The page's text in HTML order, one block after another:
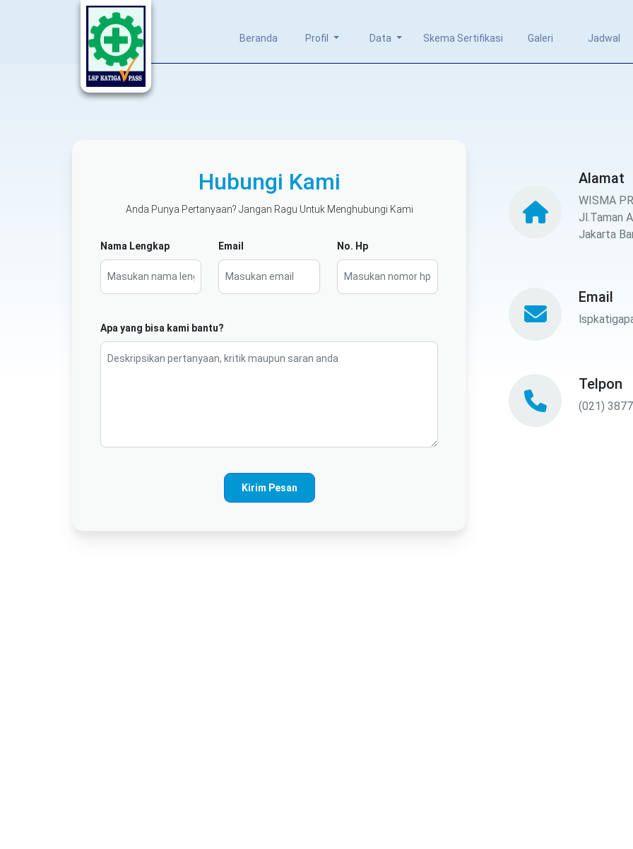
Beranda Profil Data Skema Sertifikasi Galeri Jadwal
Hubungi Kami
Anda Punya Pertanyaan? Jangan Ragu Untuk Menghubungi Kami
Nama Lengkap Email No. Hp
Apa yang bisa kami bantu?
Kirim Pesan
Alamat
WISMA
Jl.Taman
Jakarta
Email
Telpon
(021)